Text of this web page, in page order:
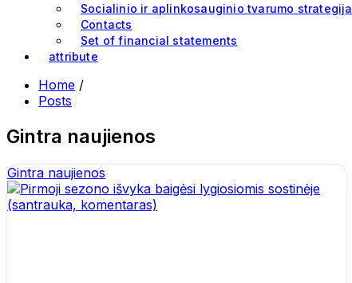
Socialinio ir aplinkosauginio tvarumo strategija
Contacts
Set of financial statements
attribute
Home /
Posts
Gintra naujienos
Gintra naujienos